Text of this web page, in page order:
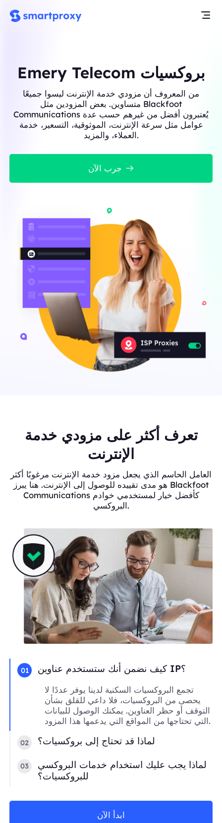
Emery Telecom بروكسيات
من المعروف أن مزودي خدمة الإنترنت ليسوا جميعًا
متساوين. بعض المزودين مثل Blackfoot
Communications يُعتبرون أفضل من غيرهم حسب عدة
عوامل مثل سرعة الإنترنت، الموثوقية، التسعير، خدمة
العملاء، والمزيد.
جرب الآن
تعرف أكثر على مزودي خدمة
الإنترنت
العامل الحاسم الذي يجعل مزود خدمة الإنترنت مرغوبًا أكثر
هو مدى تقييده للوصول إلى الإنترنت. هنا يبرز Blackfoot
Communications كأفضل خيار لمستخدمي خوادم
البروكسي.
01 كيف نضمن أنك ستستخدم عناوين IP؟
تجمع البروكسيات السكنية لدينا يوفر عددًا لا
يحصى من البروكسيات، فلا داعي للقلق بشأن
التوقف أو حظر العناوين. يمكنك الوصول للبيانات
التي تحتاجها من المواقع التي يدعمها هذا المزود.
02 لماذا قد تحتاج إلى بروكسيات؟
03
لماذا يجب عليك استخدام خدمات البروكسي
للبروكسيات؟
ابدأ الآن